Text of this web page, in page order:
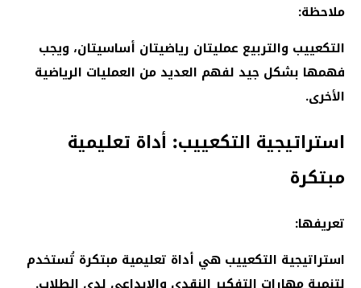
ملاحظة:
التكعييب والتربيع عمليتان رياضيتان أساسيتان، ويجب
فهمها بشكل جيد لفهم العديد من العمليات الرياضية
الأخرى.
استراتيجية التكعييب: أداة تعليمية
مبتكرة
تعريفها:
استراتيجية التكعييب هي أداة تعليمية مبتكرة تُستخدم